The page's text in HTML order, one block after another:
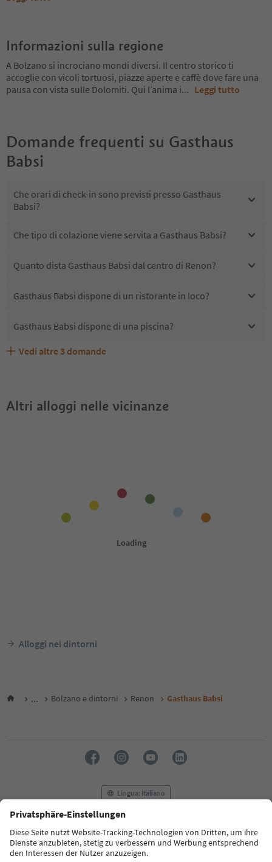
Informazioni sulla regione
A Bolzano si incrociano mondi diversi. Il centro storico ti
accoglie con vicoli tortuosi, piazze aperte e caffè dove fare una
pausa con vista sulle Dolomiti. Qui l’anima i... Leggi tutto
Domande frequenti su Gasthaus
Babsi
Che orari di check-in sono previsti presso Gasthaus
Babsi?
Che tipo di colazione viene servita a Gasthaus Babsi?
Quanto dista Gasthaus Babsi dal centro di Renon?
Gasthaus Babsi dispone di un ristorante in loco?
Gasthaus Babsi dispone di una piscina?
Gasthaus Babsi accetta animali domestici?
Quali servizi/attività sono disponibili presso Gasthaus
Gli ospiti di Gasthaus Babsi ricevono l'Alto Adige Guest
Vedi altre 3 domande
Altri alloggi nelle vicinanze
Alloggi nei dintorni
... Bolzano e dintorni Renon Gasthaus Babsi
Lingua: Italiano
FAQ Contatti Press MICE
Privacy Policy
Termini e condizioni
Crediti
Cookie Policy